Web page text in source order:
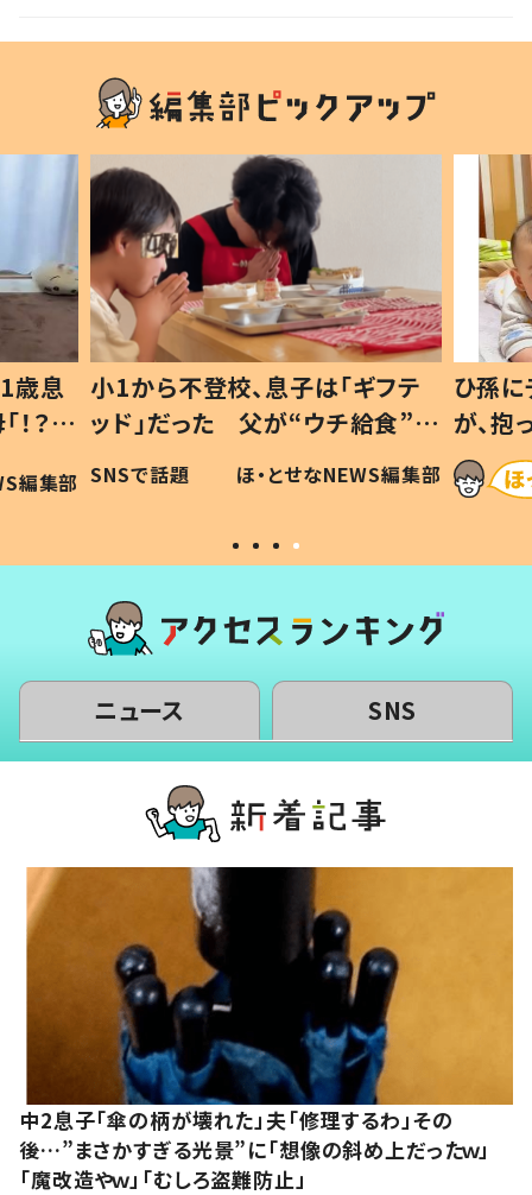
歳息
？」
編集部
小1から不登校、息子は「ギフテ
ッド」だった 父が“ウチ給食”を
作り続ける理由とは #令和の親
#令和の子
SNSで話題 ほ・とせなNEWS編集部
ひ孫
が、
「涙が
い」
ニュース SNS
中2息子「傘の柄が壊れた」夫「修理するわ」その
後…”まさかすぎる光景”に「想像の斜め上だったｗ」
「魔改造やｗ」「むしろ盗難防止」